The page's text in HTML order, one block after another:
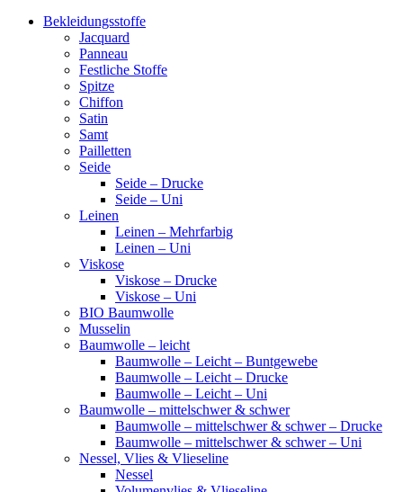
Bekleidungsstoffe
Jacquard
Panneau
Festliche Stoffe
Spitze
Chiffon
Satin
Samt
Pailletten
Seide
Seide – Drucke
Seide – Uni
Leinen
Leinen – Mehrfarbig
Leinen – Uni
Viskose
Viskose – Drucke
Viskose – Uni
BIO Baumwolle
Musselin
Baumwolle – leicht
Baumwolle – Leicht – Buntgewebe
Baumwolle – Leicht – Drucke
Baumwolle – Leicht – Uni
Baumwolle – mittelschwer & schwer
Baumwolle – mittelschwer & schwer – Drucke
Baumwolle – mittelschwer & schwer – Uni
Nessel, Vlies & Vlieseline
Nessel